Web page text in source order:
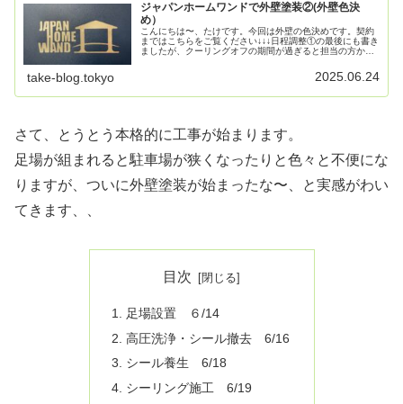
ジャパンホームワンドで外壁塗装②(外壁色決
め）
こんにちは〜、たけです。今回は外壁の色決めです。契約
まではこちらをご覧ください↓↓↓日程調整①の最後にも書き
ましたが、クーリングオフの期間が過ぎると担当の方から
take-blog.tokyo 2025.06.24
さて、とうとう本格的に工事が始まります。
足場が組まれると駐車場が狭くなったりと色々と不便にな
りますが、ついに外壁塗装が始まったな〜、と実感がわい
てきます、、
目次
足場設置 ６/14
高圧洗浄・シール撤去 6/16
シール養生 6/18
シーリング施工 6/19